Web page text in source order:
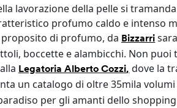
lavorazione della pelle si
profumo caldo e intenso
di profumo, da Bizzarri
boccette e alambicchi. Non
Legatoria Alberto Cozzi, dove la
un catalogo di oltre 35mila
per gli amanti dello